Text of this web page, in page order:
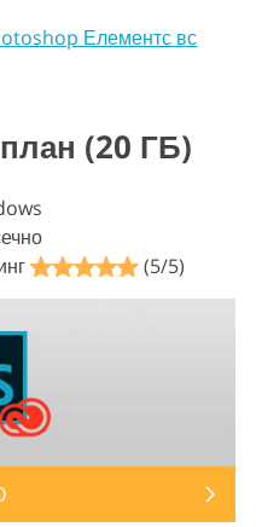
Елементс вс
(20 ГБ)
(5/5)